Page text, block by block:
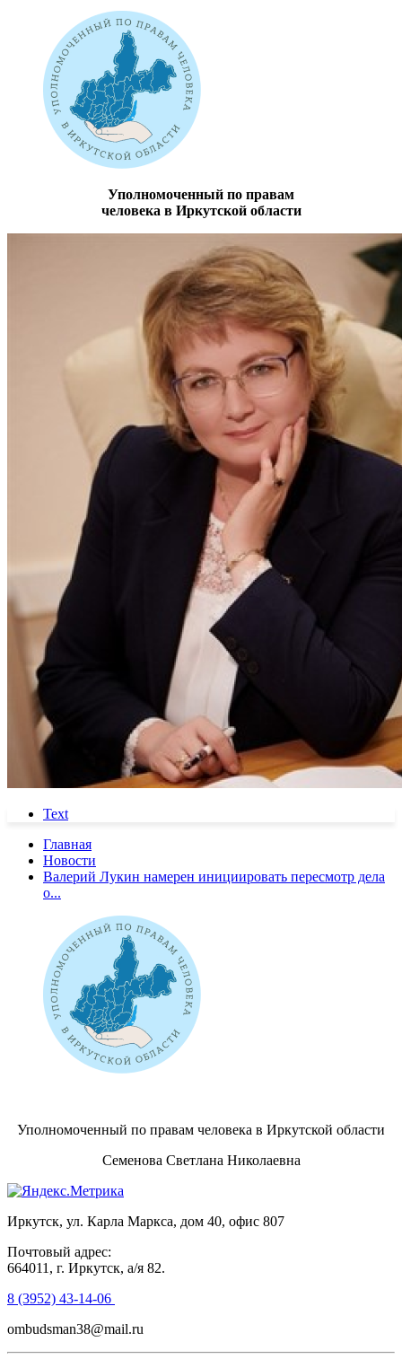
Уполномоченный по правам
человека в Иркутской области
Text
Главная
Новости
Валерий Лукин намерен инициировать пересмотр дела
о...
Уполномоченный по правам человека в Иркутской области
Семенова Светлана Николаевна
Иркутск, ул. Карла Маркса, дом 40, офис 807
Почтовый адрес:
664011, г. Иркутск, а/я 82.
8 (3952) 43-14-06
ombudsman38@mail.ru